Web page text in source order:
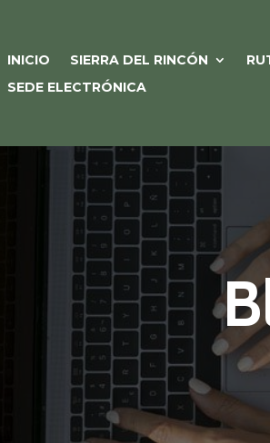
INICIO SIERRA DEL RINCÓN
SEDE ELECTRÓNICA